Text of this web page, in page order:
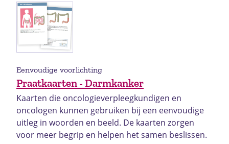
Praatkaarten - Darmkanker
Eenvoudige voorlichting
Kaarten die oncologieverpleegkundigen en
oncologen kunnen gebruiken bij een eenvoudige
uitleg in woorden en beeld. De kaarten zorgen
voor meer begrip en helpen het samen beslissen.